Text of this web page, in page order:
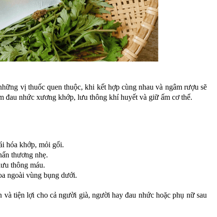
vị thuốc quen thuộc, khi kết hợp cùng nhau và ngâm rượu sẽ
đau nhức xương khớp, lưu thông khí huyết và giữ ấm cơ thể.
hóa khớp, mỏi gối.
thương nhẹ.
thông máu.
ngoài vùng bụng dưới.
tiện lợi cho cả người già, người hay đau nhức hoặc phụ nữ sau